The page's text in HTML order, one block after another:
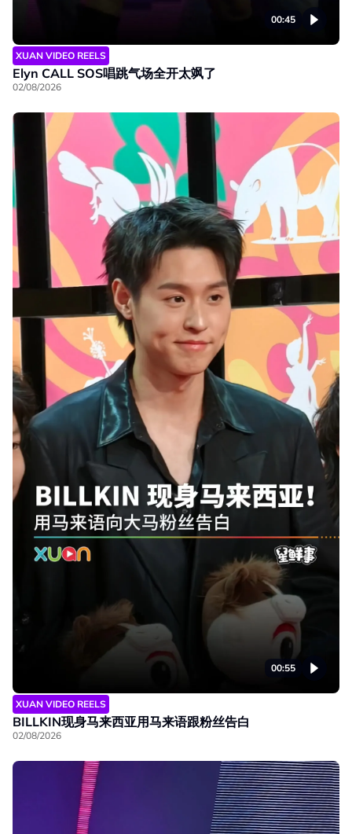
00:45
XUAN VIDEO REELS
Elyn CALL SOS唱跳气场全开太飒了
02/08/2026
00:55
XUAN VIDEO REELS
BILLKIN现身马来西亚用马来语跟粉丝告白
02/08/2026